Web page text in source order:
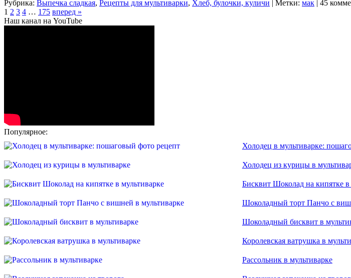
Рубрика: Выпечка сладкая, Рецепты для мультиварки, Хлеб, булочки, куличи | Метки: мак | 45
1 2 3 4 … 175 вперед »
Наш канал на YouTube
Популярное:
Холодец в мультиварке:
Холодец из курицы в
Бисквит Шоколад на кипятке в
Шоколадный торт Панчо с
Шоколадный бисквит в
Королевская ватрушка в
Рассольник в мультиварке